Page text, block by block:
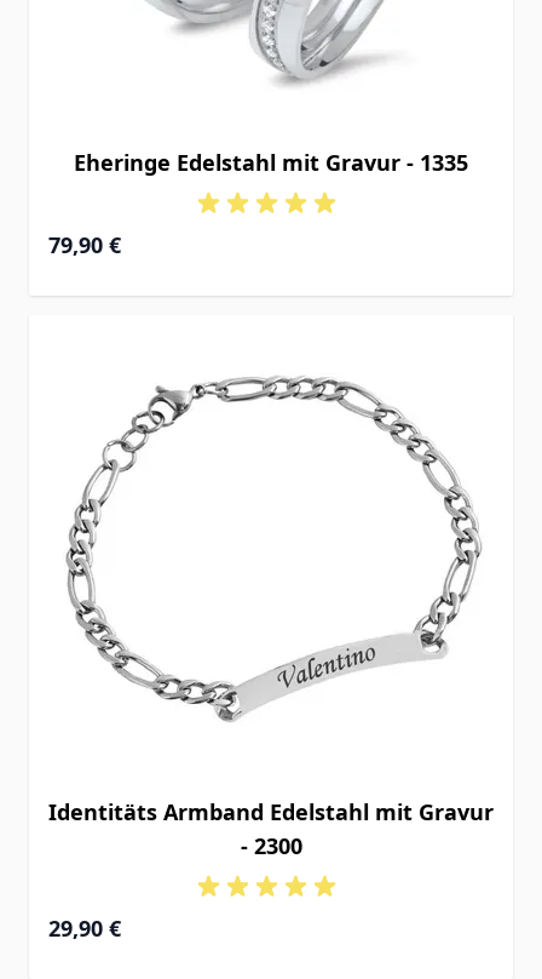
Eheringe Edelstahl mit Gravur - 1335
79,90 €
Identitäts Armband Edelstahl mit Gravur
- 2300
29,90 €